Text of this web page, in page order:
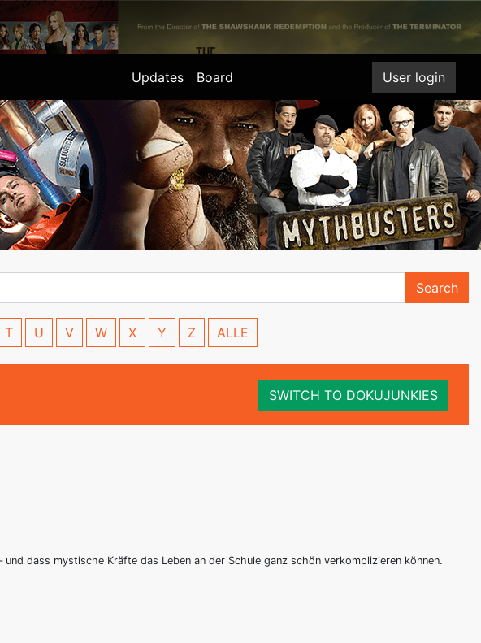
Updates Board User login
Search
T U V W X Y Z ALLE
SWITCH TO DOKUJUNKIES
dass mystische Kräfte das Leben an der Schule ganz schön verkomplizieren können.